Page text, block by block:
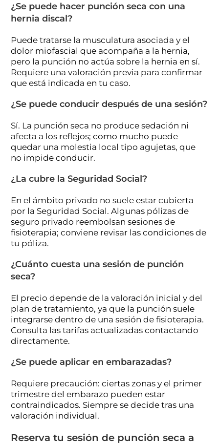
¿Se puede hacer punción seca con una
hernia discal?
Puede tratarse la musculatura asociada y el
dolor miofascial que acompaña a la hernia,
pero la punción no actúa sobre la hernia en sí.
Requiere una valoración previa para confirmar
que está indicada en tu caso.
¿Se puede conducir después de una sesión?
Sí. La punción seca no produce sedación ni
afecta a los reflejos; como mucho puede
quedar una molestia local tipo agujetas, que
no impide conducir.
¿La cubre la Seguridad Social?
En el ámbito privado no suele estar cubierta
por la Seguridad Social. Algunas pólizas de
seguro privado reembolsan sesiones de
fisioterapia; conviene revisar las condiciones de
tu póliza.
¿Cuánto cuesta una sesión de punción
seca?
El precio depende de la valoración inicial y del
plan de tratamiento, ya que la punción suele
integrarse dentro de una sesión de fisioterapia.
Consulta las tarifas actualizadas contactando
directamente.
¿Se puede aplicar en embarazadas?
Requiere precaución: ciertas zonas y el primer
trimestre del embarazo pueden estar
contraindicados. Siempre se decide tras una
valoración individual.
Reserva tu sesión de punción seca a